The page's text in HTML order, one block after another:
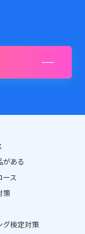
がある
ース
策
グ検定対策